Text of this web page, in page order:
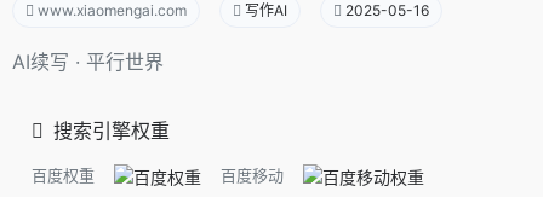
www.xiaomengai.com 写作AI 2025-05-16
AI续写 · 平行世界
搜索引擎权重
百度权重
百度移动